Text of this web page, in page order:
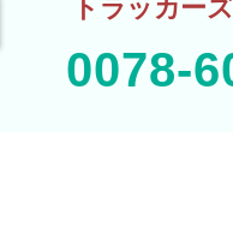
トラッカー
0078-